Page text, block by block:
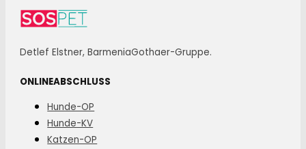
Detlef Elstner, BarmeniaGothaer-Gruppe.
ONLINEABSCHLUSS
Hunde-OP
Hunde-KV
Katzen-OP